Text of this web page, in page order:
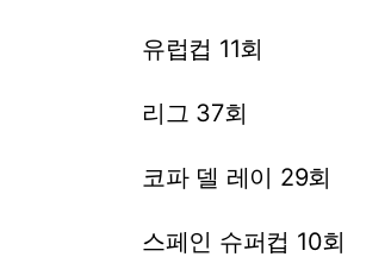
유럽컵 11회
리그 37회
코파 델 레이 29회
스페인 슈퍼컵 10회